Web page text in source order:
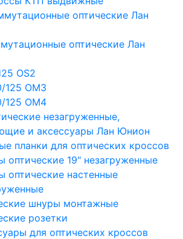
оптические Лан
оптические Лан
OS2
125 OM3
125 OM4
незагруженные,
и аксессуары Лан Юнион
планки для оптических кроссов
оптические 19" незагруженные
оптические настенные
шнуры монтажные
розетки
для оптических кроссов